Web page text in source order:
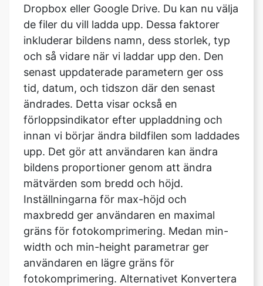
och så vidare när vi laddar upp den. Den
senast uppdaterade parametern ger oss
tid, datum, och tidszon där den senast
ändrades. Detta visar också en
förloppsindikator efter uppladdning och
innan vi börjar ändra bildfilen som laddades
upp. Det gör att användaren kan ändra
bildens proportioner genom att ändra
mätvärden som bredd och höjd.
Inställningarna för max-höjd och
maxbredd ger användaren en maximal
gräns för fotokomprimering. Medan min-
width och min-height parametrar ger
användaren en lägre gräns för
fotokomprimering. Alternativet Konvertera
storlek gör att användaren kan
komprimera hela bilden. När du har laddat
upp bilden går du till avsnittet Ange kvalitet